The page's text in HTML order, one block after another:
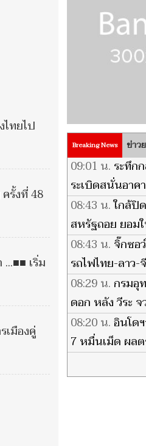
ทยไป
รั้งที่ 48
เริ่ม
เมืองคู่
Breaking News ข่าว
09:01 น. ระทึก
ระเบิดสนั่นอาค
ท่วมหลายชั้น ดั
08:43 น.ใกล้ปิ
สหรัฐถอย ยอม
ขาเข้าอ่าวเปอร์
08:43 น. จิ๊กซอ
รถไฟไทย-ลาว-
สะพานข้ามโข
ปัญหาคอขวด
08:29 น.กรมอุ
ดอก หลัง วีระ
'เลวทรามมาก'
พักค้างมา 8 ปี
08:20 น.อินโด
7 หมื่นเม็ด ผล